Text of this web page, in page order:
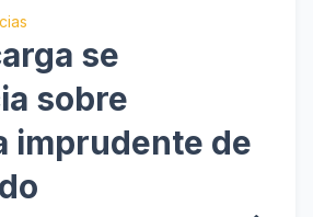
se
sobre
imprudente de